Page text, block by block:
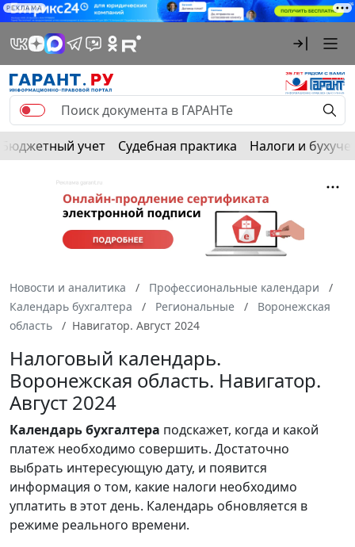
РЕКЛАМА
Бюджетный учет Судебная практика Налоги и
Новости и аналитика
Профессиональные календари
Календарь бухгалтера
Региональные
Воронежская
область
Навигатор. Август 2024
Налоговый календарь.
Воронежская область. Навигатор.
Август 2024
Календарьбухгалтера подскажет, когда и какой
платеж необходимо совершить. Достаточно
выбрать интересующую дату, и появится
информация о том, какие налоги необходимо
уплатить в этот день. Календарь обновляется в
режиме реального времени.